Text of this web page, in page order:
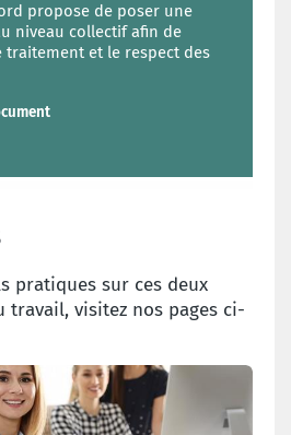
propose de poser une
niveau collectif afin de
traitement et le respect des
pratiques sur ces deux
visitez nos pages ci-